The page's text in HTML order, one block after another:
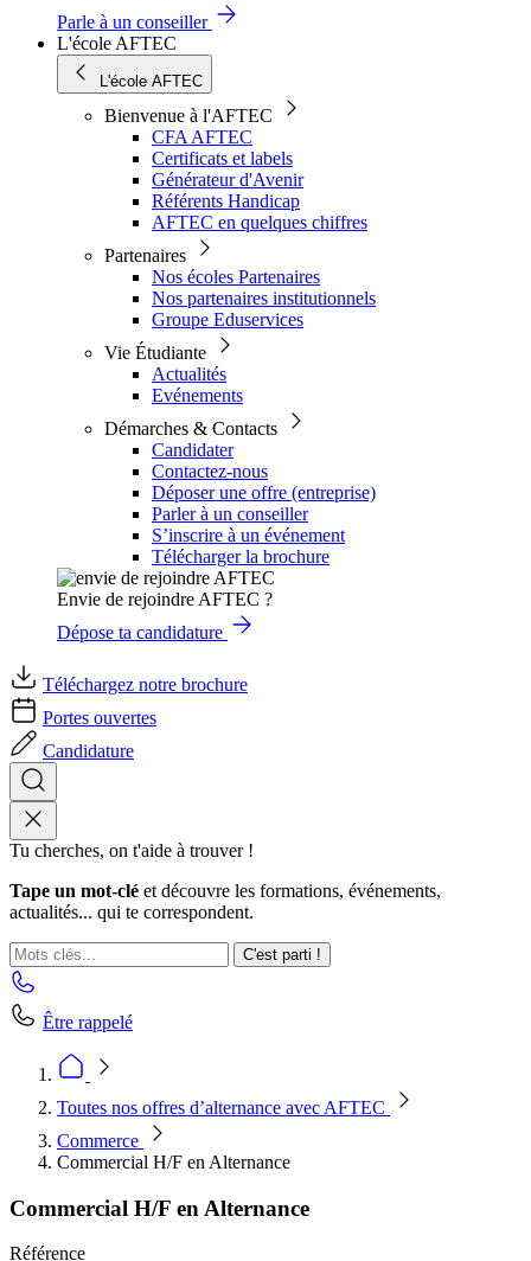
Parle à un conseiller
L'école AFTEC
L'école AFTEC
Bienvenue à l'AFTEC
CFA AFTEC
Certificats et labels
Générateur d'Avenir
Référents Handicap
AFTEC en quelques chiffres
Partenaires
Nos écoles Partenaires
Nos partenaires institutionnels
Groupe Eduservices
Vie Étudiante
Actualités
Evénements
Démarches & Contacts
Candidater
Contactez-nous
Déposer une offre (entreprise)
Parler à un conseiller
S’inscrire à un événement
Télécharger la brochure
Envie de rejoindre AFTEC ?
Dépose ta candidature
Téléchargez notre brochure
Portes ouvertes
Candidature
Tu cherches, on t'aide à trouver !
Tape un mot-clé et découvre les formations, événements,
actualités... qui te correspondent.
C'est parti !
Être rappelé
Toutes nos offres d’alternance avec AFTEC
Commerce
Commercial H/F en Alternance
Commercial H/F en Alternance
Référence